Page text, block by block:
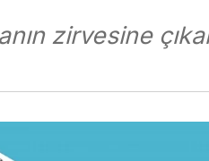
zirvesine